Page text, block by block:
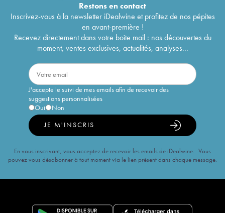
Restons encontact
Inscrivez-vous à la newsletter iDealwine et profitez de nos pépites
en avant-première !
Recevez directement dans votre boîte mail : nos découvertes du
moment, ventes exclusives, actualités, analyses...
J'accepte le suivi de mes emails afin de recevoir des
suggestions personnalisées
Oui
Non
JE M'INSCRIS
En vous inscrivant, vous acceptez de recevoir les emails de iDealwine. Vous
pouvez vous désabonner à tout moment via le lien présent dans chaque message.